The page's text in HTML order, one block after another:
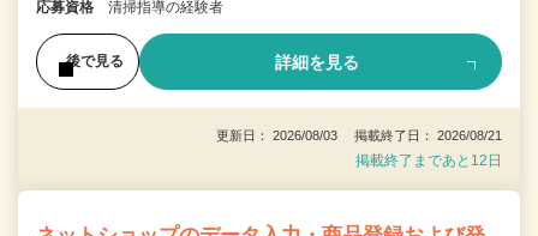
応募資格 清掃指導の経験者
後で見る 詳細を見る
更新日： 2026/08/03 掲載終了日： 2026/08/21
掲載終了まであと12日